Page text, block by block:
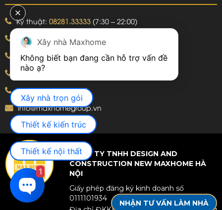
Kỹ thuật: 08281.33333 (7:30 – 22:00)
Khiếu nại: 09240.99999 (7:30 – 22:00)
Bảo hành:09240.99999(8:00 – 21:00)
Hotline: 092.774.8888
Hotline: 092.924.5555
info@maxhomegroup.vn
CÔNG TY TNHH DESIGN AND
CONSTRUCTION NEW MAXHOME HÀ
NỘI
Giấy phép đăng ký kinh doanh số
0111101934
NHẬN TƯ VẤN LÀM NHÀ
Xây nhà Maxhome
Không biết bạn đang cần hỗ trợ vấn đề
Xây nhà trọn gói
Thiết kế kiến trúc
Thiết kế nội thất
1